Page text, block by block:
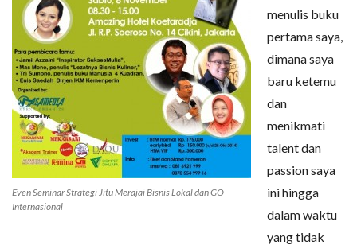
Even Seminar Strategi Jitu Merajai Bisnis Lokal dan GO
Internasional
menulis buku
pertama saya,
dimana saya
baru ketemu
dan
menikmati
talent dan
passion saya
ini hingga
dalam waktu
yang tidak